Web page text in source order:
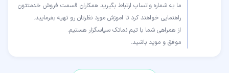
ما به شماره واتساپ ارتباط بگیرید همکاران قسمت فروش خدمتتون
موفق و موید باشید.